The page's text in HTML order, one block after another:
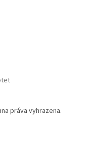
práva vyhrazena.